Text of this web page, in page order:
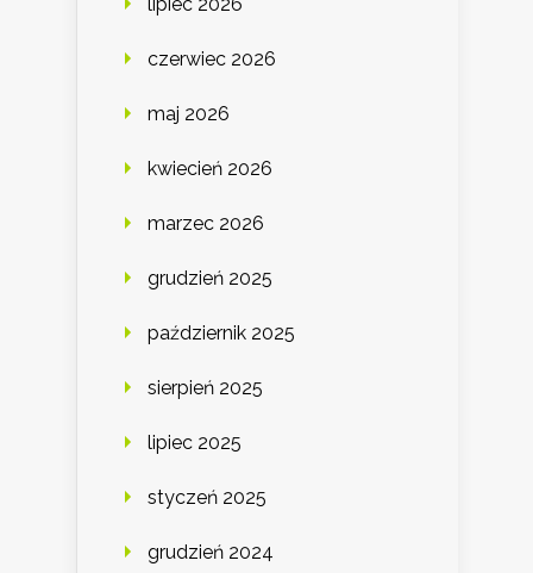
czerwiec 2026
maj 2026
kwiecień 2026
marzec 2026
grudzień 2025
październik 2025
sierpień 2025
lipiec 2025
styczeń 2025
grudzień 2024